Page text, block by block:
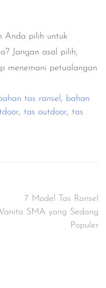
Anda pilih untuk
Jangan asal pilih,
menemani petualangan
tas ransel, bahan
, tas outdoor, tas
7 Model Tas Ransel
SMA yang Sedang
Populer